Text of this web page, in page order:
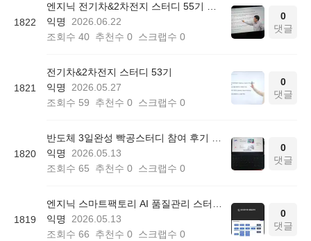
1822
엔지닉 전기차&2차전지 스터디 55기 참여후기
익명
2026.06.22
조회수 40 추천수 0 스크랩수 0
0
댓글
1821
전기차&2차전지 스터디 53기
익명
2026.05.27
조회수 59 추천수 0 스크랩수 0
0
댓글
1820
반도체 3일완성 빡공스터디 참여 후기 학습일지 1
익명
2026.05.13
조회수 65 추천수 0 스크랩수 0
0
댓글
1819
엔지닉 스마트팩토리 AI 품질관리 스터디 52기 참여후기
익명
2026.05.13
조회수 66 추천수 0 스크랩수 0
0
댓글